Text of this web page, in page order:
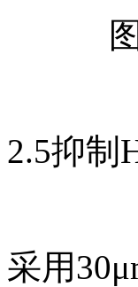
2.5抑制
采用